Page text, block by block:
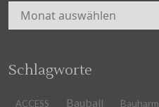
Archiv
Schlagworte
ACCESS Bauball